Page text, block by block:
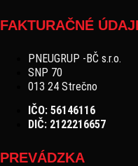
FAKTURAČNÉ
PNEUGRUP -BČ s.r.o.
SNP 70
013 24 Strečno
IČO: 56146116
DIČ: 2122216657
PREVÁDZKA